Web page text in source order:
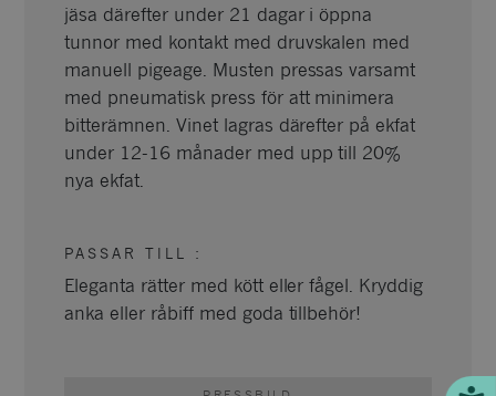
jäsa därefter under 21 dagar i öppna
tunnor med kontakt med druvskalen med
manuell pigeage. Musten pressas varsamt
med pneumatisk press för att minimera
bitterämnen. Vinet lagras därefter på ekfat
under 12-16 månader med upp till 20%
nya ekfat.
PASSAR TILL :
Eleganta rätter med kött eller fågel. Kryddig
anka eller råbiff med goda tillbehör!